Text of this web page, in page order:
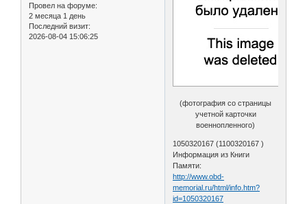
Провел на форуме:
2 месяца 1 день
Последний визит:
2026-08-04 15:06:25
(фотография со страницы
учетной карточки
военнопленного)
1050320167 (1100320167 )
Информация из Книги
Памяти:
http://www.obd-
memorial.ru/html/info.htm?
id=1050320167